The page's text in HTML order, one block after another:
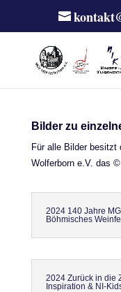
Bilder zu
Für alle Bilder besitzt
Wolferborn e.V. das
2024 140 Jahre
Böhmisches
2024 Zurück in die
Inspiration & NI-